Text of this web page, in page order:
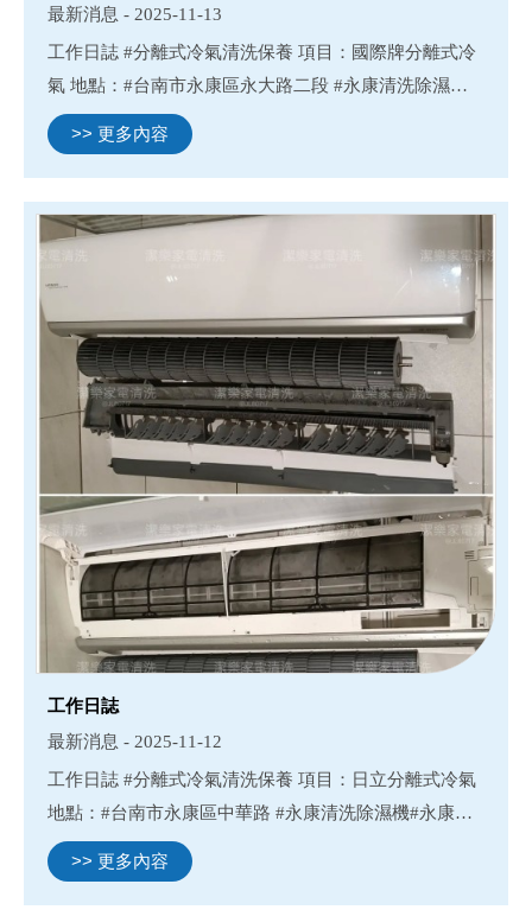
最新消息 - 2025-11-13
工作日誌 #分離式冷氣清洗保養 項目：國際牌分離式冷
氣 地點：#台南市永康區永大路二段 #永康清洗除濕機#
永康清洗冷氣#永康清洗洗衣機#永康清洗滾筒洗衣機 #
台南除濕機清洗#台南冷氣清洗#台南洗衣機清洗#台南
>> 更多內容
工作日誌
最新消息 - 2025-11-12
工作日誌 #分離式冷氣清洗保養 項目：日立分離式冷氣
地點：#台南市永康區中華路 #永康清洗除濕機#永康清
洗冷氣#永康清洗洗衣機#永康清洗滾筒洗衣機 #台南除
濕機清洗#台南冷氣清洗#台南洗衣機清洗#台南清洗滾
>> 更多內容